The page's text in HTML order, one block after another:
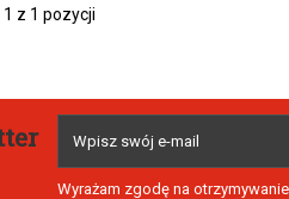
z 1 pozycji
Wyrażam zgodę na